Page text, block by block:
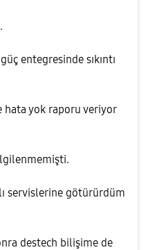
entegresinde sıkıntı
hata yok raporu veriyor
servislerine götürürdüm
destech bilişime de